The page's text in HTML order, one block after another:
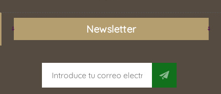
Newsletter